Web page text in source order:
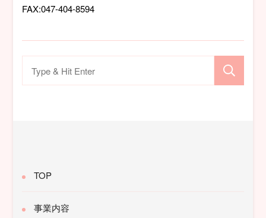
FAX:047-404-8594
TOP
事業内容